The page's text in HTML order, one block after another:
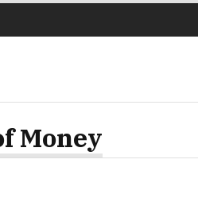
Money